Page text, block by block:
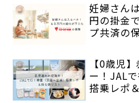
妊婦さん
円の掛金
プ共済の
【0歳児
ー！JAL
搭乗レポ